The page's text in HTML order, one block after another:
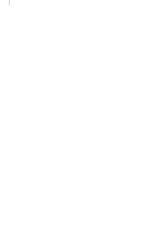
(12)
quaken (13)